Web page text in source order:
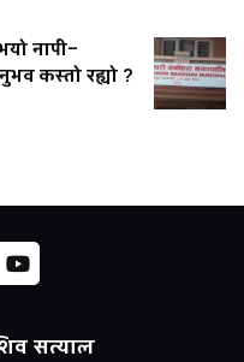
नापी–
कस्तो रह्यो ?
सत्याल